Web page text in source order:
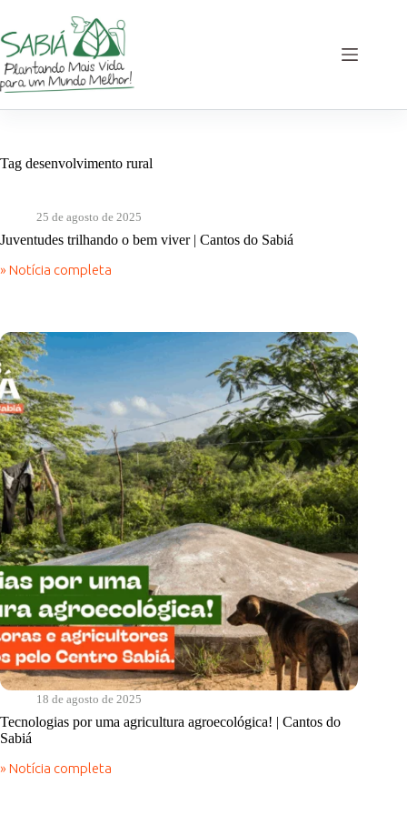
o
conteúdo
Tag desenvolvimento rural
25 de agosto de 2025
Juventudes trilhando o bem viver | Cantos do Sabiá
» Notícia completa
Juventudes
viver
|
Cantos
do
Sabiá
18 de agosto de 2025
Tecnologias por uma agricultura agroecológica! | Cantos do
Sabiá
» Notícia completa
Tecnologias